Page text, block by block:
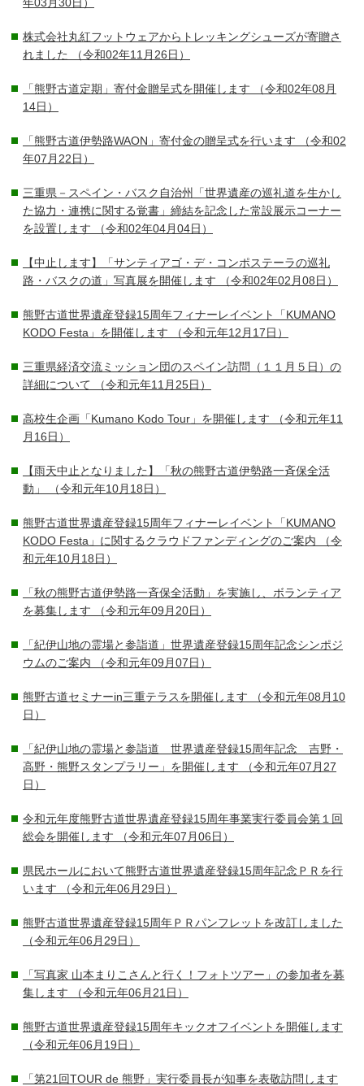
株式会社丸紅フットウェアからトレッキングシューズが寄贈さ
れました
（令和02年11月26日）
「熊野古道定期」寄付金贈呈式を開催します （令和02年08月
14日）
「熊野古道伊勢路WAON」寄付金の贈呈式を行います （令和02
年07月22日）
三重県－スペイン・バスク自治州「世界遺産の巡礼道を生かし
た協力・連携に関する覚書」締結を記念した常設展示コーナー
を設置します （令和02年04月04日）
【中止します】「サンティアゴ・デ・コンポステーラの巡礼
路・バスクの道」写真展を開催します （令和02年02月08日）
熊野古道世界遺産登録15周年フィナーレイベント「KUMANO
KODO Festa」を開催します （令和元年12月17日）
三重県経済交流ミッション団のスペイン訪問（１１月５日）の
詳細について （令和元年11月25日）
高校生企画「Kumano Kodo Tour」を開催します （令和元年11
月16日）
【雨天中止となりました】「秋の熊野古道伊勢路一斉保全活
動」
（令和元年10月18日）
熊野古道世界遺産登録15周年フィナーレイベント「KUMANO
KODO Festa」に関するクラウドファンディングのご案内 （令
和元年10月18日）
「秋の熊野古道伊勢路一斉保全活動」を実施し、ボランティア
を募集します （令和元年09月20日）
「紀伊山地の霊場と参詣道」世界遺産登録15周年記念シンポジ
ウムのご案内 （令和元年09月07日）
熊野古道セミナーin三重テラスを開催します （令和元年08月10
日）
「紀伊山地の霊場と参詣道 世界遺産登録15周年記念 吉野・
高野・熊野スタンプラリー」を開催します （令和元年07月27
日）
令和元年度熊野古道世界遺産登録15周年事業実行委員会第１回
総会を開催します （令和元年07月06日）
県民ホールにおいて熊野古道世界遺産登録15周年記念ＰＲを行
います （令和元年06月29日）
熊野古道世界遺産登録15周年ＰＲパンフレットを改訂しました
（令和元年06月29日）
「写真家 山本まりこさんと行く！フォトツアー」の参加者を募
集します （令和元年06月21日）
熊野古道世界遺産登録15周年キックオフイベントを開催します
（令和元年06月19日）
「第21回TOUR de 熊野」実行委員長が知事を表敬訪問します